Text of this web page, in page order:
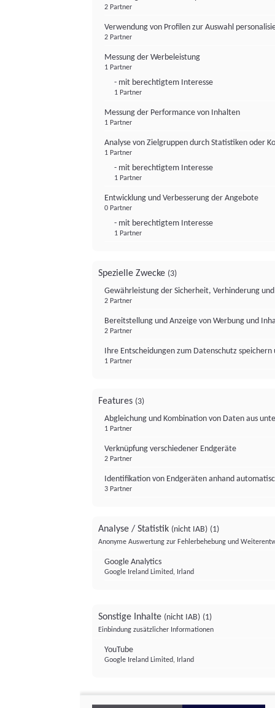
2 Partner
Verwendung von Profilen zur Auswahl
2 Partner
Messung der Werbeleistung
1 Partner
- mit berechtigtem Interesse
1 Partner
Messung der Performance von Inhalten
1 Partner
Analyse von Zielgruppen durch Statistiken oder
1 Partner
- mit berechtigtem Interesse
1 Partner
Entwicklung und Verbesserung der Angebote
0 Partner
- mit berechtigtem Interesse
1 Partner
Spezielle Zwecke (3)
Gewährleistung der Sicherheit, Verhinderung
2 Partner
Bereitstellung und Anzeige von Werbung und
2 Partner
Ihre Entscheidungen zum Datenschutz
1 Partner
Features (3)
Abgleichung und Kombination von Daten aus
1 Partner
Verknüpfung verschiedener Endgeräte
2 Partner
Identifikation von Endgeräten anhand
3 Partner
Analyse / Statistik (nicht IAB) (1)
Anonyme Auswertung zur Fehlerbehebung und
Google Analytics
Google Ireland Limited, Irland
Sonstige Inhalte (nicht IAB) (1)
Einbindung zusätzlicher Informationen
YouTube
Google Ireland Limited, Irland